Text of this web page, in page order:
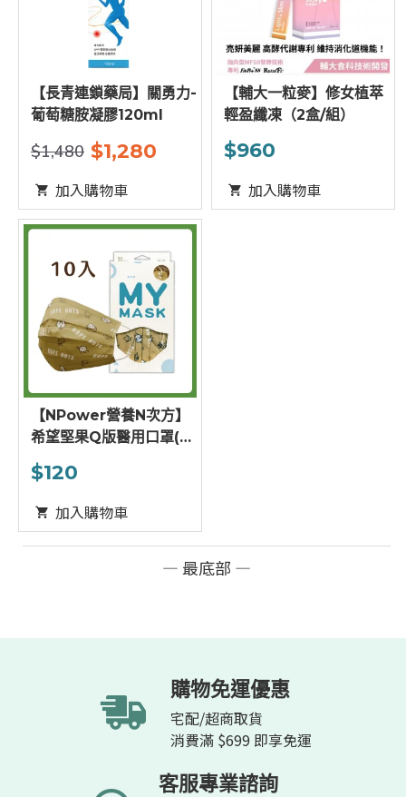
【長青連鎖藥局】關勇力-
葡萄糖胺凝膠120ml
$1,280
$1,480
加入購物車
【輔大一粒麥】修女植萃
輕盈纖凍（2盒/組）
$960
加入購物車
【NPower營養N次方】
希望堅果Q版醫用口罩(10
入/盒)
$120
加入購物車
— 最底部 —
購物免運優惠
宅配/超商取貨
消費滿 $699 即享免運
客服專業諮詢